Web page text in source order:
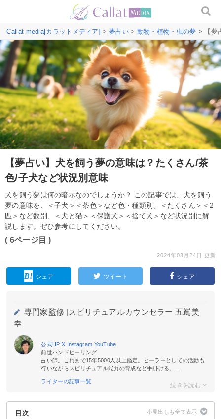
Callat media[カラットメディア] > 夢占い> 動物・植物・虫の夢 > 【夢
【夢占い】犬を飼う夢の意味は？たくさん/茶
色/子犬など状況別意味
犬を飼う夢は何の暗示なのでしょうか？ この記事では、犬を飼う
夢の意味を、＜子犬＞＜茶色＞など色・種類別、＜たくさん＞＜2
匹＞など数別、＜犬と猫＞＜保護犬＞＜捨て犬＞など状況別に解
説します。ぜひ参考にしてください。
( 6ページ目 )
2024年03月24日 更新
シェア ツイート シェア
専門家監修 |
スピリチュアルカウンセラー 五嶌美
幸
公式HP X Instagram YouTube
前世ハンドヒーリング
占い師。これまで15年5000人以上鑑定。ヒーラーとしての活動も
行いながらスピリチュアル能力の育成など手掛ける。...
ライターの記事一覧
目次